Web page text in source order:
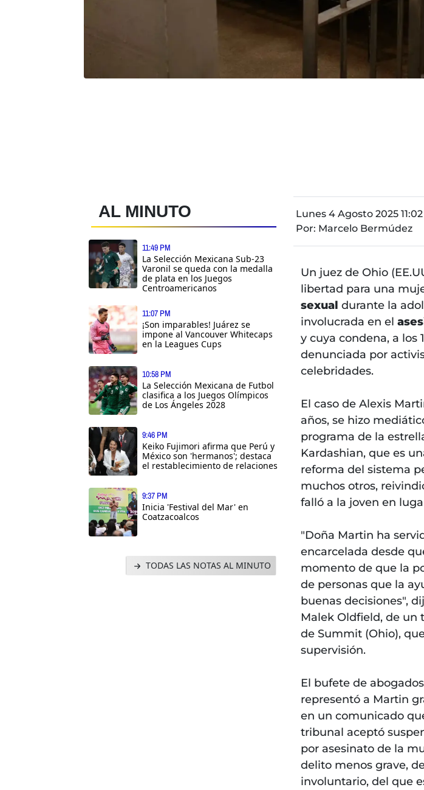
AL MINUTO
11:49 PM
La Selección Mexicana Sub-23
Varonil se queda con la medalla
de plata en los Juegos
Centroamericanos
11:07 PM
¡Son imparables! Juárez se
impone al Vancouver Whitecaps
en la Leagues Cups
10:58 PM
La Selección Mexicana de Futbol
clasifica a los Juegos Olímpicos
de Los Ángeles 2028
9:46 PM
Keiko Fujimori afirma que Perú y
México son 'hermanos'; destaca
el restablecimiento de relaciones
9:37 PM
Inicia 'Festival del Mar' en
Coatzacoalcos
TODAS LAS NOTAS AL MINUTO
Lunes 4 Agosto 2025
Por: Marcelo Bermúdez
Un juez de Ohio
libertad para una
sexual durante la
involucrada en el
y cuya condena, a los
denunciada por
celebridades.
El caso de Alexis
años, se hizo
programa de la
Kardashian, que es
reforma del sistema
muchos otros,
falló a la joven en
"Doña Martin ha
encarcelada desde
momento de que la
de personas que la
buenas decisiones",
Malek Oldfield, de un
de Summit (Ohio),
supervisión.
El bufete de
representó a Martin
en un comunicado
tribunal aceptó
por asesinato de la
delito menos grave,
involuntario, del que